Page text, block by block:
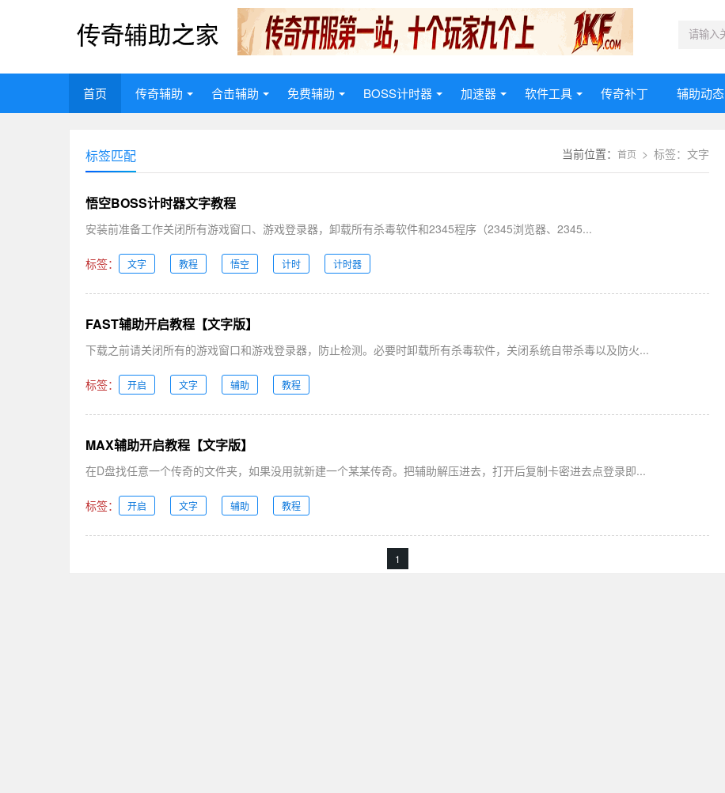
首页 传奇辅助 合击辅助 免费辅助 BOSS计时器 加速器 软件工具 传奇补丁 辅助动态
当前位置： 首页 > 标签：文字
标签匹配
悟空BOSS计时器文字教程
安装前准备工作关闭所有游戏窗口、游戏登录器，卸载所有杀毒软件和2345程序（2345浏览器、2345...
标签： 文字 教程 悟空 计时 计时器
FAST辅助开启教程【文字版】
下载之前请关闭所有的游戏窗口和游戏登录器，防止检测。必要时卸载所有杀毒软件，关闭系统自带杀毒以及防火...
标签： 开启 文字 辅助 教程
MAX辅助开启教程【文字版】
在D盘找任意一个传奇的文件夹，如果没用就新建一个某某传奇。把辅助解压进去，打开后复制卡密进去点登录即...
标签： 开启 文字 辅助 教程
1